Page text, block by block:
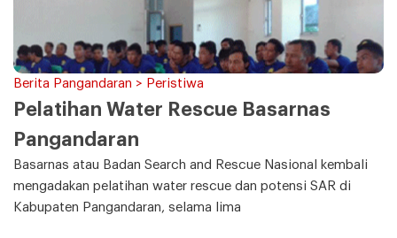
Berita Pangandaran > Peristiwa
Pelatihan Water Rescue Basarnas
Pangandaran
Basarnas atau Badan Search and Rescue Nasional kembali
mengadakan pelatihan water rescue dan potensi SAR di
Kabupaten Pangandaran, selama lima